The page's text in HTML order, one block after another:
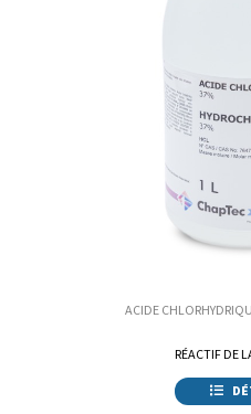
ACIDE
RÉACTIF DE